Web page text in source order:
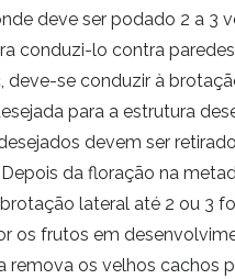
deve ser podado 2 a 3
conduzi-lo contra
deve-se conduzir à
para a estrutura
devem ser
da floração na
lateral até 2 ou 3
os frutos em
remova os velhos cachos